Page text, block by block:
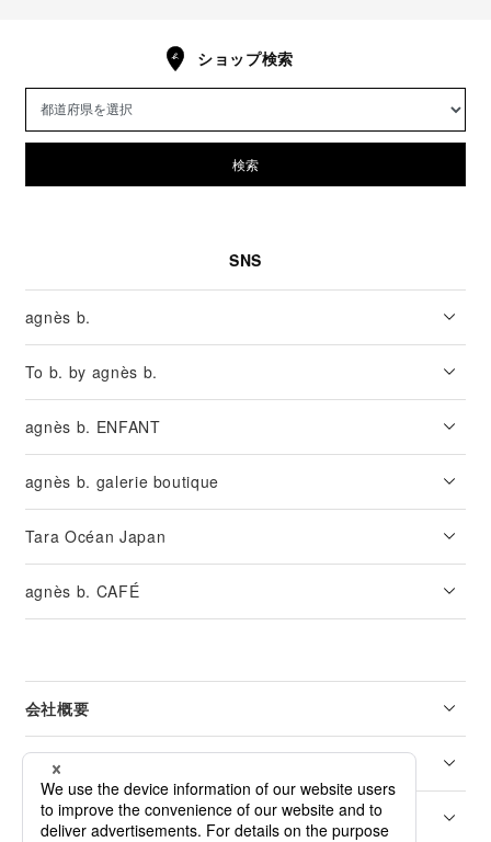
ショップ検索
検索
SNS
agnès b.
To b. by agnès b.
agnès b. ENFANT
agnès b. galerie boutique
Tara Océan Japan
agnès b. CAFÉ
会社概要
リーガル
カスタマーサービス